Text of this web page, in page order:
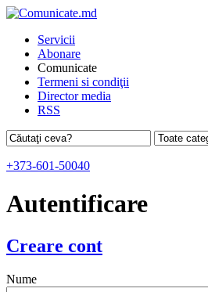
Servicii
Abonare
Comunicate
Termeni si condiţii
Director media
RSS
+373-601-50040
Autentificare
Creare cont
Nume